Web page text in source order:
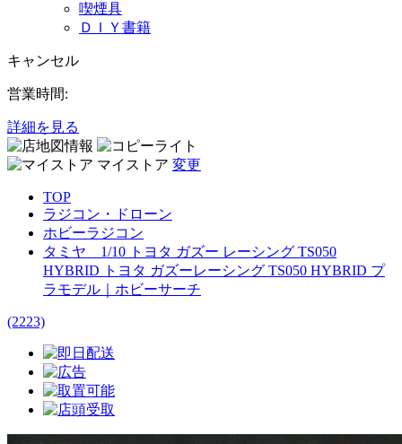
喫煙具
ＤＩＹ書籍
キャンセル
営業時間:
詳細を見る
マイストア 変更
TOP
ラジコン・ドローン
ホビーラジコン
タミヤ 1/10 トヨタ ガズー レーシング TS050
HYBRID トヨタ ガズーレーシング TS050 HYBRID プ
ラモデル｜ホビーサーチ
(2223)